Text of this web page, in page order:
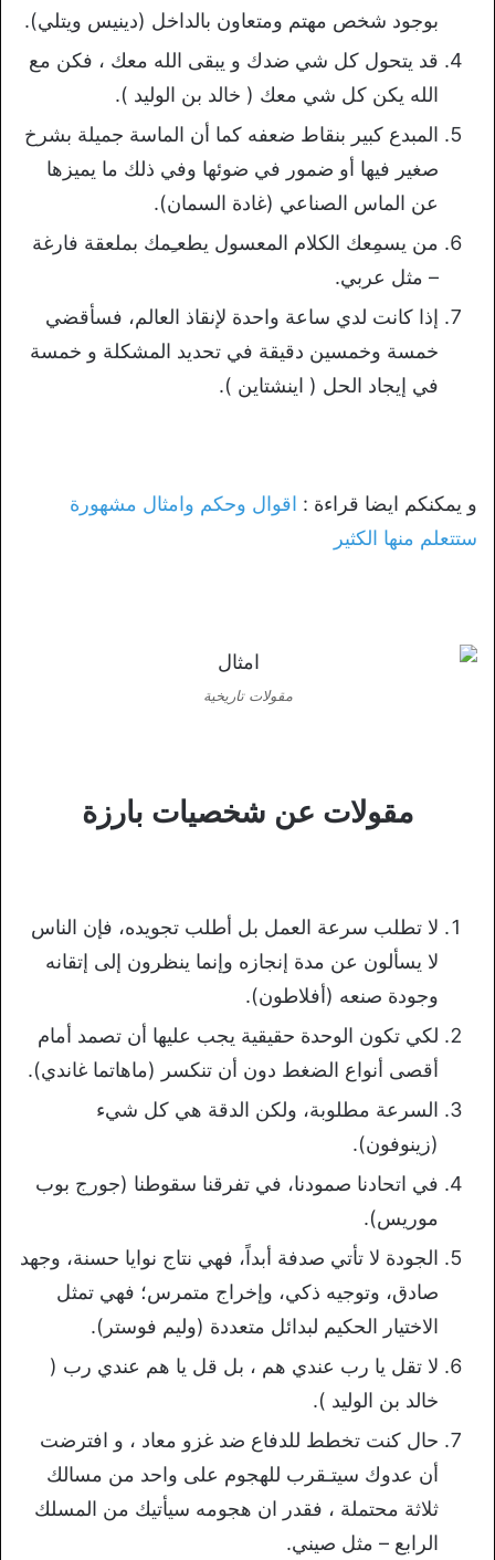
بوجود شخص مهتم ومتعاون بالداخل (دينيس ويتلي).
قد يتحول كل شي ضدك و يبقى الله معك ، فكن مع
الله يكن كل شي معك ( خالد بن الوليد ).
المبدع كبير بنقاط ضعفه كما أن الماسة جميلة بشرخ
صغير فيها أو ضمور في ضوئها وفي ذلك ما يميزها
عن الماس الصناعي (غادة السمان).
من يسمِعك الكلام المعسول يطعـِمك بملعقة فارغة
– مثل عربي.
إذا كانت لدي ساعة واحدة لإنقاذ العالم، فسأقضي
خمسة وخمسين دقيقة في تحديد المشكلة و خمسة
في إيجاد الحل ( اينشتاين ).
و يمكنكم ايضا قراءة : اقوال وحكم وامثال مشهورة
ستتعلم منها الكثير
مقولات تاريخية
مقولات عن شخصيات بارزة
لا تطلب سرعة العمل بل أطلب تجويده، فإن الناس
لا يسألون عن مدة إنجازه وإنما ينظرون إلى إتقانه
وجودة صنعه (أفلاطون).
لكي تكون الوحدة حقيقية يجب عليها أن تصمد أمام
أقصى أنواع الضغط دون أن تنكسر (ماهاتما غاندي).
السرعة مطلوبة، ولكن الدقة هي كل شيء
(زينوفون).
في اتحادنا صمودنا، في تفرقنا سقوطنا (جورج بوب
موريس).
الجودة لا تأتي صدفة أبداً، فهي نتاج نوايا حسنة، وجهد
صادق، وتوجيه ذكي، وإخراج متمرس؛ فهي تمثل
الاختيار الحكيم لبدائل متعددة (وليم فوستر).
لا تقل يا رب عندي هم ، بل قل يا هم عندي رب (
خالد بن الوليد ).
حال كنت تخطط للدفاع ضد غزو معاد ، و افترضت
أن عدوك سيتـقرب للهجوم على واحد من مسالك
ثلاثة محتملة ، فقدر ان هجومه سيأتيك من المسلك
الرابع – مثل صيني.